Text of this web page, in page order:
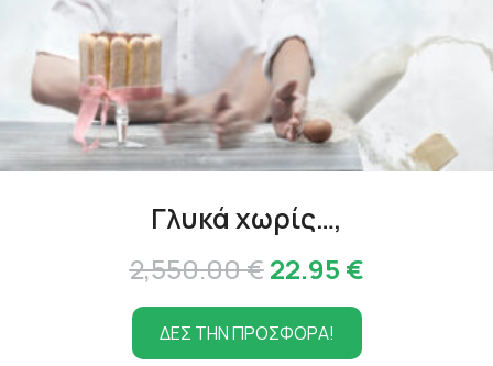
Γλυκά χωρίς…,
2,550.00€Original
price
was:
22.95 €Η
ΔΕΣ ΤΗΝ ΠΡΟΣΦΟΡΑ!